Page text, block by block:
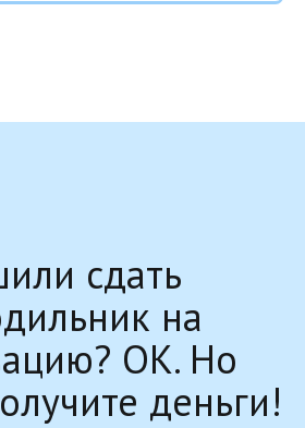
сдать
на
ОК. Но
деньги!